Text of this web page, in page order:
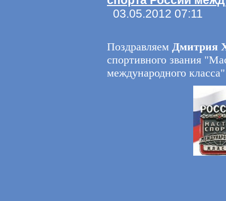
03.05.2012 07:11
Поздравляем Дмитрия
спортивного звания
международного